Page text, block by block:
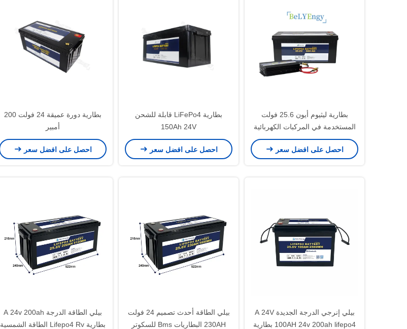
بطارية ليثيوم أيون 25.6 فولت
المستخدمة في المركبات الكهربائية
احصل على افضل سعر
بطارية LiFePo4 قابلة للشحن
150Ah 24V
احصل على افضل سعر
بطارية دورة عميقة 24 فولت 200
أمبير
احصل على افضل سعر
بيلي إنرجي الدرجة الجديدة A 24V
100AH 24v 200ah lifepo4 بطارية
بيلي الطاقة أحدث تصميم 24 فولت
230AH البطاريات Bms للسكوتر
بيلي الطاقة الدرجة A 24v 200ah
بطارية Lifepo4 Rv الطاقة الشمسية